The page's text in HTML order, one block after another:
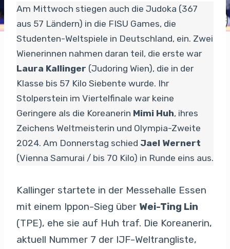
Am Mittwoch stiegen auch die Judoka (367
aus 57 Ländern) in die FISU Games, die
Studenten-Weltspiele in Deutschland, ein. Zwei
Wienerinnen nahmen daran teil, die erste war
Laura Kallinger (Judoring Wien), die in der
Klasse bis 57 Kilo Siebente wurde. Ihr
Stolperstein im Viertelfinale war keine
Geringere als die Koreanerin Mimi Huh, ihres
Zeichens Weltmeisterin und Olympia-Zweite
2024. Am Donnerstag schied Jael Wernert
(Vienna Samurai / bis 70 Kilo) in Runde eins aus.
Kallinger startete in der Messehalle Essen
mit einem Ippon-Sieg über Wei-Ting Lin
(TPE), ehe sie auf Huh traf. Die Koreanerin,
aktuell Nummer 7 der IJF-Weltrangliste,